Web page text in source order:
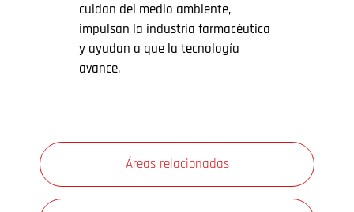
Áreas relacionadas
cuidan del medio ambiente,
impulsan la industria farmacéutica
y ayudan a que la tecnología
avance.